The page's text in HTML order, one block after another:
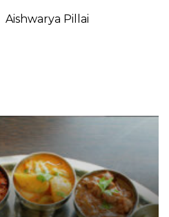
Aishwarya Pillai